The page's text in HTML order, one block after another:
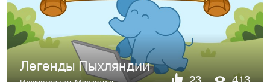
Легенды Пыхляндии